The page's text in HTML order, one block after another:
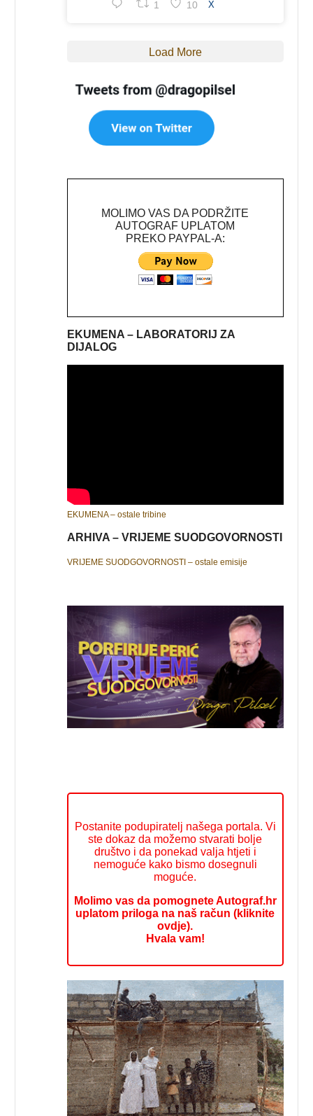
1 10 X
Load More
MOLIMO VAS DA PODRŽITE
AUTOGRAF UPLATOM
PREKO PAYPAL-A:
EKUMENA – LABORATORIJ ZA
DIJALOG
EKUMENA – ostale tribine
ARHIVA – VRIJEME SUODGOVORNOSTI
VRIJEME SUODGOVORNOSTI – ostale emisije
Postanite podupiratelj našega portala. Vi
ste dokaz da možemo stvarati bolje
društvo i da ponekad valja htjeti i
nemoguće kako bismo dosegnuli
moguće.
Molimo vas da pomognete Autograf.hr
uplatom priloga na naš račun (kliknite
ovdje).
Hvala vam!